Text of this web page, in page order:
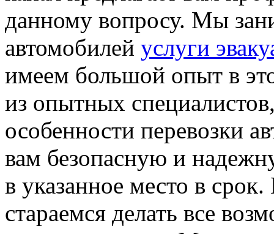
данному вопросу. Мы
автомобилей услуги
имеем большой опыт в
из опытных
особенности перевозки
вам безопасную и
в указанное место в
стараемся делать все